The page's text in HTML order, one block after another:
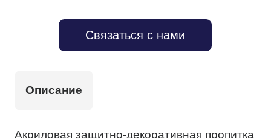
Связаться с нами
Описание
Акриловая защитно-декоративная пропитка